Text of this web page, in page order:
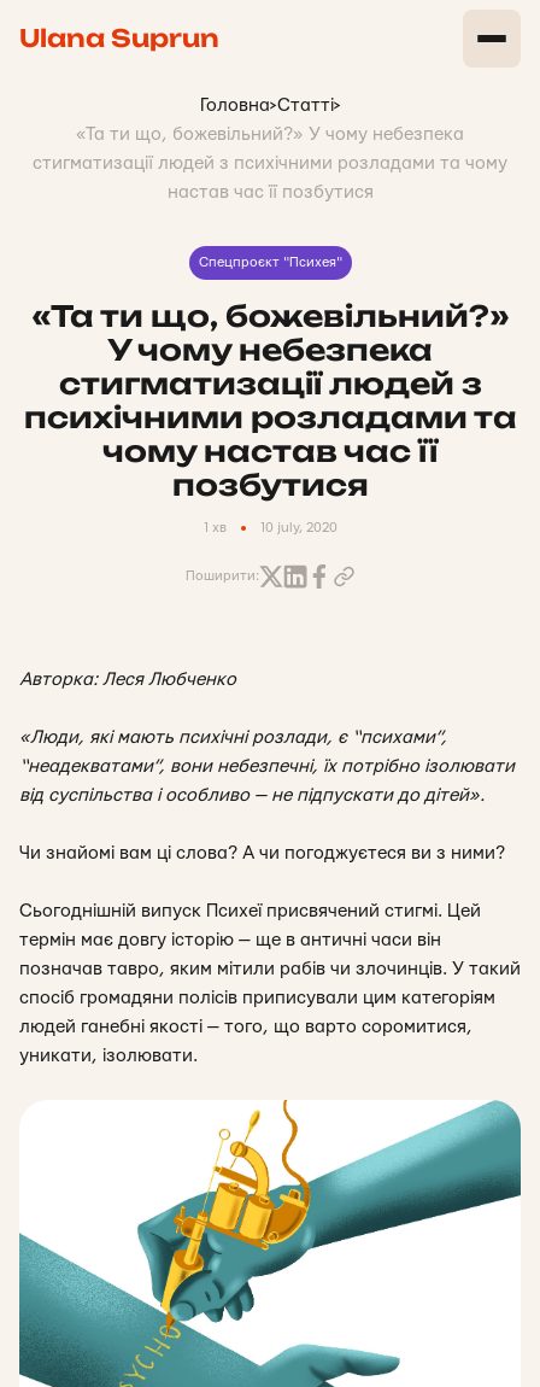
Ulana Suprun
Головна>Статті>
«Та ти що, божевільний?» У чому небезпека
стигматизації людей з психічними розладами та чому
настав час її позбутися
Спецпроєкт "Психея"
«Та ти що, божевільний?»
У чому небезпека
стигматизації людей з
психічними розладами та
чому настав час її
позбутися
1 хв 10 july, 2020
Поширити:
Авторка: Леся Любченко
«Люди, які мають психічні розлади, є “психами”,
“неадекватами”, вони небезпечні, їх потрібно ізолювати
від суспільства і особливо — не підпускати до дітей».
Чи знайомі вам ці слова? А чи погоджуєтеся ви з ними?
Сьогоднішній випуск Психеї присвячений стигмі. Цей
термін має довгу історію — ще в античні часи він
позначав тавро, яким мітили рабів чи злочинців. У такий
спосіб громадяни полісів приписували цим категоріям
людей ганебні якості — того, що варто соромитися,
уникати, ізолювати.